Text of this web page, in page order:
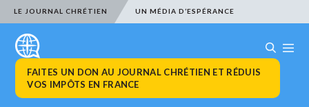
LE JOURNAL CHRÉTIEN UN MÉDIA D’ESPÉRANCE
FAITES UN DON AU JOURNAL CHRÉTIEN ET RÉDUIS
VOS IMPÔTS EN FRANCE